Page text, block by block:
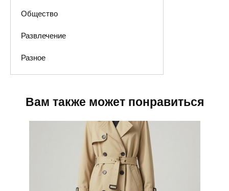
Общество
Развлечение
Разное
Вам также может понравиться